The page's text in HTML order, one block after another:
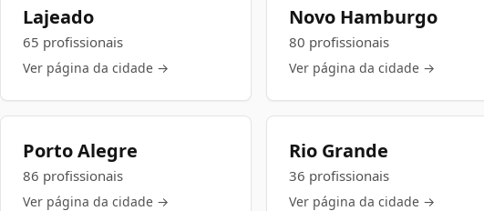
Lajeado
65 profissionais
Ver página da cidade →
Novo Hamburgo
80 profissionais
Ver página da cidade →
Porto Alegre
86 profissionais
Ver página da cidade →
Rio Grande
36 profissionais
Ver página da cidade →